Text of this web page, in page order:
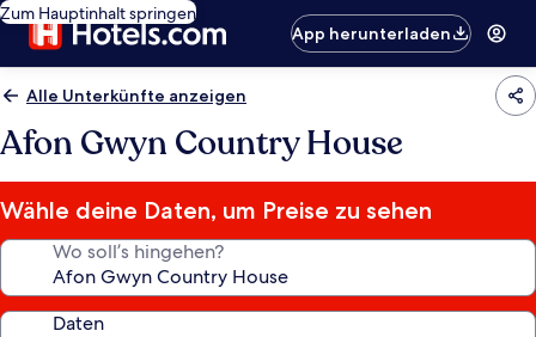
Zum Hauptinhalt springen
App herunterladen
Alle Unterkünfte anzeigen
Afon Gwyn Country House
Wähle deine Daten, um Preise zu sehen
Wo soll’s hingehen?
Daten